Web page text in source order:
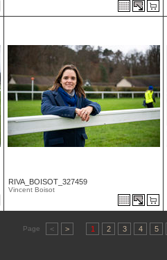
RIVA_BOISOT_327459
Vincent Boisot
Page < > 1 2 3 4 5